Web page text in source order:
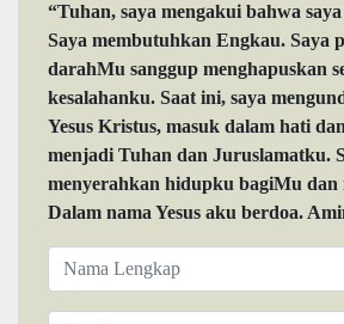
“Tuhan, saya mengakui bahwa
Saya membutuhkan Engkau. Saya
darahMu sanggup menghapuskan
kesalahanku. Saat ini, saya
Yesus Kristus, masuk dalam hati
menjadi Tuhan dan Juruslamatku.
menyerahkan hidupku bagiMu dan
Dalam nama Yesus aku berdoa.